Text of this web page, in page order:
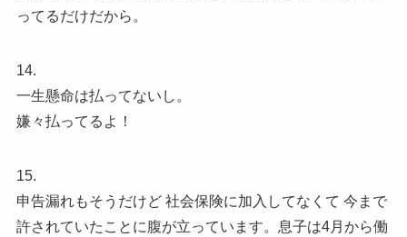
ってるだけだから。
14.
一生懸命は払ってないし。
嫌々払ってるよ！
15.
申告漏れもそうだけど 社会保険に加入してなくて 今まで
許されていたことに腹が立っています。息子は4月から働